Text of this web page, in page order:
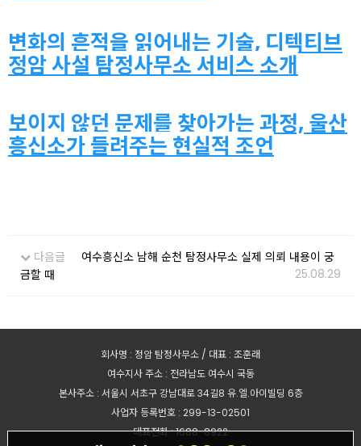
변화의 흔적을 읽어내는 기술, 디텍티브
정암 사설 탐정사무소 서비스 소개
보이지 않던 문제를 찾아가는 과정, 울산
흥신소가 들려주는 현실적 조언
다음글
여수흥신소 남해 순천 탐정사무소 실제 의뢰 내용이 궁
금할 때
25.08.29
회사명 : 정암 탐정사무소 / 대표 : 조훈래
여수지사 주소 : 전라남도 여수시 국동
본사주소 : 서울시 서초구 강남대로 34길8 유.엘.아이빌딩 6층
사업자 등록번호 : 299-13-02501
대표전화 : 1688-8922